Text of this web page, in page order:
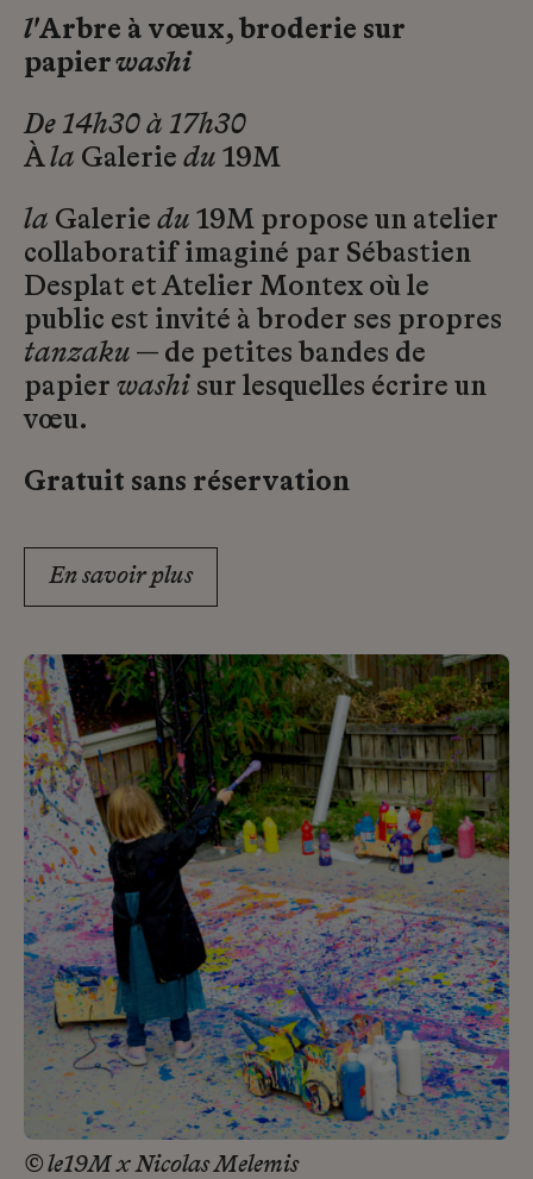
l'Arbre à vœux, broderie sur
papierwashi
De 14h30 à 17h30
Àla Galerie du 19M
la Galerie du 19M propose un atelier
collaboratif imaginé par Sébastien
Desplat et Atelier Montex où le
public est invité à broder ses propres
tanzaku — de petites bandes de
papier washi sur lesquelles écrire un
vœu.
Gratuit sans réservation
En savoir plus
© le19M x Nicolas Melemis